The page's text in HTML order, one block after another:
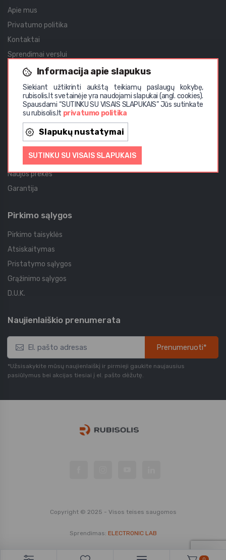
Informacija apie slapukus
Siekiant užtikrinti aukštą teikiamų paslaugų kokybę,
rubisolis.lt svetainėje yra naudojami slapukai (angl. cookies).
Spausdami “SUTINKU SU VISAIS SLAPUKAIS” Jūs sutinkate
su rubisolis.lt privatumo politika
Slapukų nustatymai
SUTINKU SU VISAIS SLAPUKAIS
Apie mus
Privatumo politika
Kontaktai
Sprendimai verslui
Įgyvendinti projektai
Didmeninė prekyba
Vystomi projektai
Aktualijos
Akcijos
Straipsniai
Naujos prekės
Garantija
Pirkimo sąlygos
Pirkimo taisyklės
Atsiskaitymas
Pristatymo sąlygos
Grąžinimo sąlygos
D.U.K.
Naujienlaiškio prenumerata
Prenumeruoti*
*Užsisakykite mūsų naujienlaiškį ir pirmieji gaukite naujausius
pasiūlymus bei akcijas tiesiai į el. pašto dėžutę.
Copyright © 2025 - Visos teises saugomos
Sprendimas: ELECTRONIC LAB